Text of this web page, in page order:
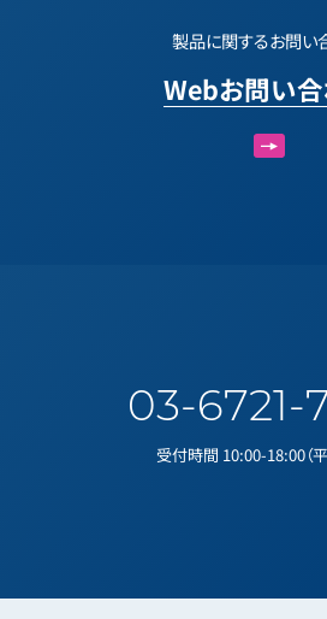
製品に関するお問い
Webお問い
03-6721-
受付時間 10:00-18:00（